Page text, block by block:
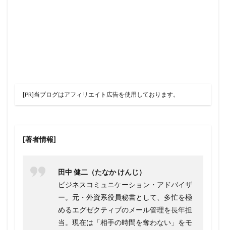
[PR]当ブログはアフィリエイト広告を使用しております。
[著者情報]
田中 健二（たなか けんじ）
ビジネスコミュニケーション・アドバイザ
ー。元・外資系役員秘書として、多忙を極
めるエグゼクティブのメール管理を長年担
当。現在は「相手の時間を奪わない」をモ